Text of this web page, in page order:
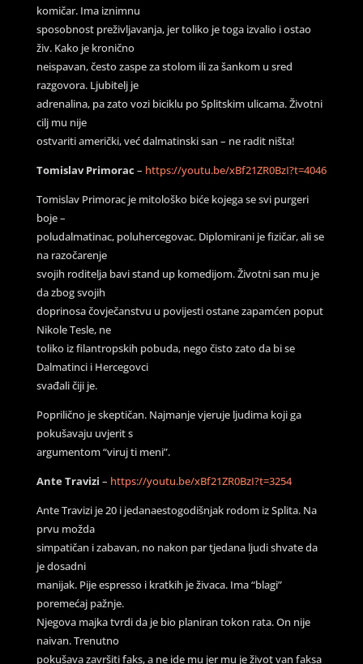
komičar. Ima iznimnu
sposobnost preživljavanja, jer toliko je toga izvalio i ostao
živ. Kako je kronično
neispavan, često zaspe za stolom ili za šankom u sred
razgovora. Ljubitelj je
adrenalina, pa zato vozi biciklu po Splitskim ulicama. Životni
cilj mu nije
ostvariti američki, već dalmatinski san – ne radit ništa!
Tomislav Primorac – https://youtu.be/xBf21ZR0BzI?t=4046
Tomislav Primorac je mitološko biće kojega se svi purgeri
boje –
poludalmatinac, poluhercegovac. Diplomirani je fizičar, ali se
na razočarenje
svojih roditelja bavi stand up komedijom. Životni san mu je
da zbog svojih
doprinosa čovječanstvu u povijesti ostane zapamćen poput
Nikole Tesle, ne
toliko iz filantropskih pobuda, nego čisto zato da bi se
Dalmatinci i Hercegovci
svađali čiji je.
Poprilično je skeptičan. Najmanje vjeruje ljudima koji ga
pokušavaju uvjerit s
argumentom “viruj ti meni”.
Ante Travizi – https://youtu.be/xBf21ZR0BzI?t=3254
Ante Travizi je 20 i jedanaestogodišnjak rodom iz Splita. Na
prvu možda
simpatičan i zabavan, no nakon par tjedana ljudi shvate da
je dosadni
manijak. Pije espresso i kratkih je živaca. Ima “blagi”
poremećaj pažnje.
Njegova majka tvrdi da je bio planiran tokon rata. On nije
naivan. Trenutno
pokušava završiti faks, a ne ide mu jer mu je život van faksa